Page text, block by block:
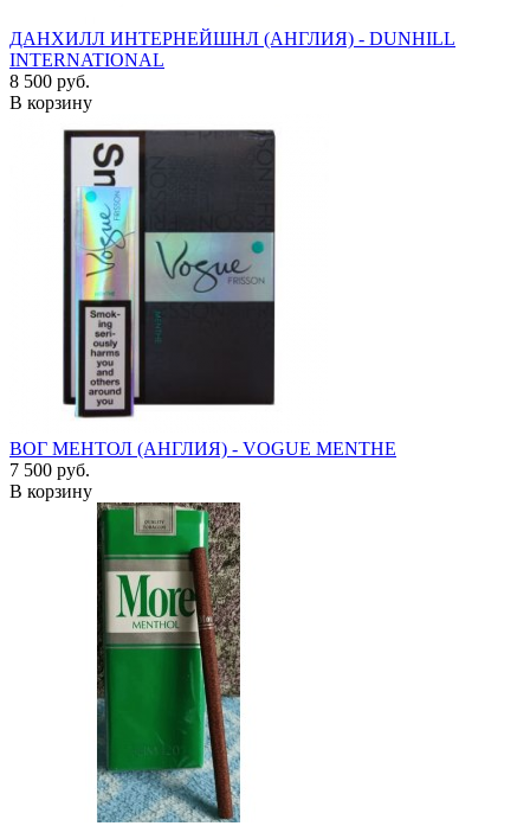
ДАНХИЛЛ ИНТЕРНЕЙШНЛ (АНГЛИЯ) - DUNHILL
INTERNATIONAL
8 500 руб.
В корзину
ВОГ МЕНТОЛ (АНГЛИЯ) - VOGUE MENTHE
7 500 руб.
В корзину